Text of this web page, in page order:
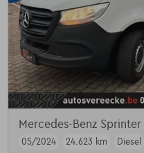
Mercedes-Benz Sprinter
05/2024
24.623 km Diesel